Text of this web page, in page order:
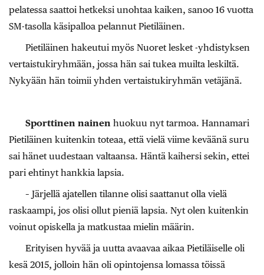
pelatessa saattoi hetkeksi unohtaa kaiken, sanoo 16 vuotta
SM-tasolla käsipalloa pelannut Pietiläinen.
Pietiläinen hakeutui myös Nuoret lesket -yhdistyksen
vertaistukiryhmään, jossa hän sai tukea muilta leskiltä.
Nykyään hän toimii yhden vertaistukiryhmän vetäjänä.
Sporttinen nainen huokuu nyt tarmoa. Hannamari
Pietiläinen kuitenkin toteaa, että vielä viime keväänä suru
sai hänet uudestaan valtaansa. Häntä kaihersi sekin, ettei
pari ehtinyt hankkia lapsia.
– Järjellä ajatellen tilanne olisi saattanut olla vielä
raskaampi, jos olisi ollut pieniä lapsia. Nyt olen kuitenkin
voinut opiskella ja matkustaa mielin määrin.
Erityisen hyvää ja uutta avaavaa aikaa Pietiläiselle oli
kesä 2015, jolloin hän oli opintojensa lomassa töissä